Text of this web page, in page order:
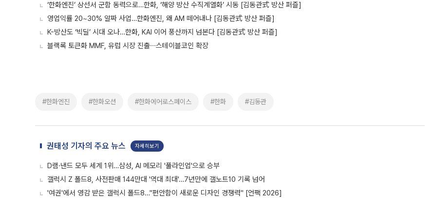
‘한화엔진’ 상선서 군함 동력으로…한화, ‘해양 방산 수직계열화’ 시동 [김동관式 방산 퍼즐]
영업익률 20~30% 알짜 사업…한화엔진, 왜 AM 떼어내나 [김동관式 방산 퍼즐]
K-방산도 ‘빅딜’ 시대 오나…한화, KAI 이어 풍산까지 넘본다 [김동관式 방산 퍼즐]
블랙록 토큰화 MMF, 유럽 시장 진출∙∙∙스테이블코인 확장
#한화엔진 #한화오션 #한화에어로스페이스 #한화 #김동관
권태성 기자의 주요 뉴스 자세히보기
D램·낸드 모두 세계 1위…삼성, AI 메모리 '풀라인업'으로 승부
갤럭시 Z 폴드8, 사전판매 144만대 '역대 최대'…7년만에 갤노트10 기록 넘어
'여권'에서 영감 받은 갤럭시 폴드8…"편안함이 새로운 디자인 경쟁력" [언팩 2026]